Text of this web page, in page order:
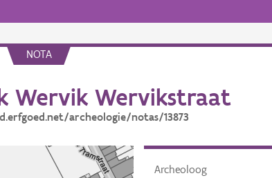
NOTA
Wervik Wervikstraat
archeologie/notas/13873
Archeoloog